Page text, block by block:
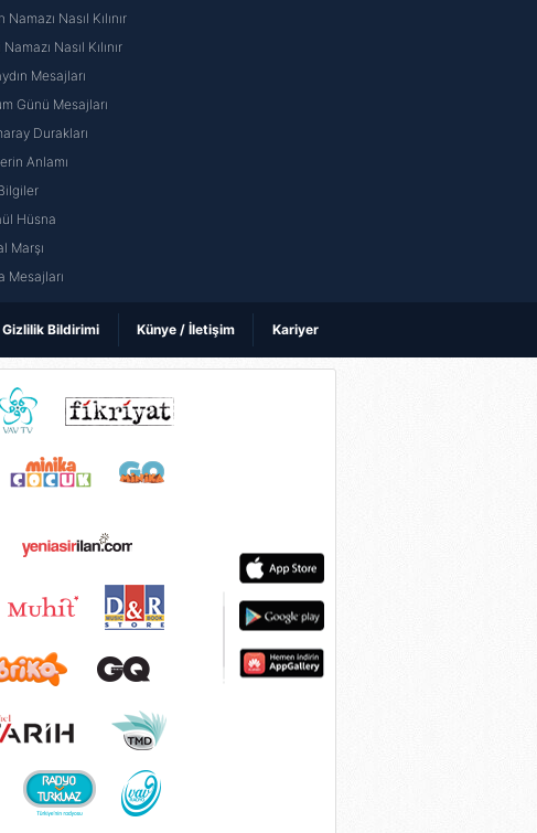
Namazı Nasıl Kılınır
Nasıl Kılınır
Mesajları
Günü Mesajları
Durakları
Anlamı
Hüsna
Marşı
Mesajları
Gizlilik Bildirimi Künye / İletişim Kariyer